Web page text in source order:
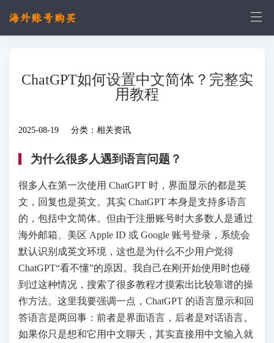
ChatGPT如何设置中文简体？完整实
用教程
2025-08-19 分类： 相关资讯
为什么很多人遇到语言问题？
很多人在第一次使用 ChatGPT 时，界面显示的都是英
文，回复也是英文。其实 ChatGPT 本身是支持多语言
的，包括中文简体。但由于注册账号时大多数人是通过
海外邮箱、美区 Apple ID 或 Google 账号登录，系统会
默认识别成英文环境，这也是为什么不少用户觉得
ChatGPT“看不懂”的原因。我自己在刚开始使用时也碰
到过这种情况，搜索了很多教程才摸索出比较靠谱的操
作方法。这里我要强调一点，ChatGPT 的语言显示和回
答语言是两回事：前者是界面语言，后者是对话语言。
如果你只是想和它用中文聊天，其实直接用中文输入就